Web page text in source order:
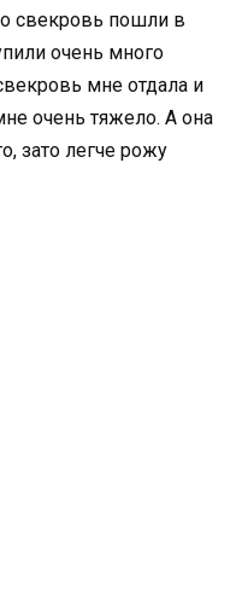
свекровь пошли в
очень много
мне отдала и
очень тяжело. А она
зато легче рожу